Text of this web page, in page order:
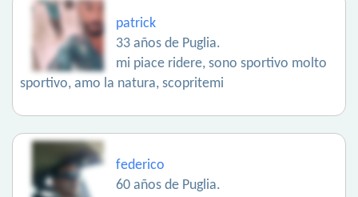
patrick
33 años de Puglia.
mi piace ridere, sono sportivo molto
sportivo, amo la natura, scopritemi
federico
60 años de Puglia.